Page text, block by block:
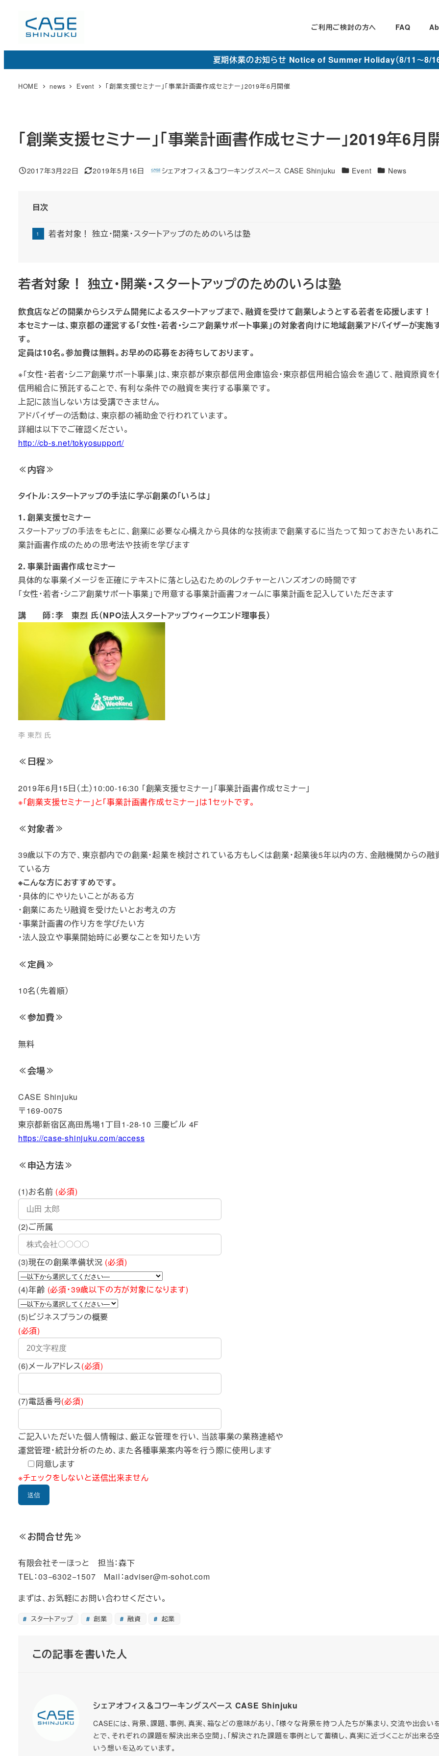
コ
ご利用ご検討の方へ FAQ
夏期休業のお知らせ Notice of Summer Holiday（8/11～8/
HOME news Event 「創業支援セミナー」「事業計画書作成セミナー」2019年6月開催
「創業支援セミナー」「事業計画書作成セミナー」2019年6月
投稿日
2017年3月22日
更
2019年5月16日
著
シェアオフィス＆コワーキングスペース CASE Shinjuku
カ Event カ News
目次
若者対象！ 独立・開業・スタートアップのためのいろは塾
若者対象！ 独立・開業・スタートアップのためのいろは塾
飲食店などの開業からシステム開発によるスタートアップまで、融資を受けて創業しようとする若者を応援します！
本セミナーは、東京都の運営する「女性・若者・シニア創業サポート事業」の対象者向けに地域創業アドバイザーが実施
す。
定員は10名。参加費は無料。お早めの応募をお待ちしております。
※「女性・若者・シニア創業サポート事業」は、東京都が東京都信用金庫協会・東京都信用組合協会を通じて、融資原資を
信用組合に預託することで、有利な条件での融資を実行する事業です。
上記に該当しない方は受講できません。
アドバイザーの活動は、東京都の補助金で行われています。
詳細は以下でご確認ください。
http://cb-s.net/tokyosupport/
≪内容≫
タイトル：スタートアップの手法に学ぶ創業の「いろは」
1．創業支援セミナー
スタートアップの手法をもとに、創業に必要な心構えから具体的な技術まで創業するに当たって知っておきたいあれ
業計画書作成のための思考法や技術を学びます
2．事業計画書作成セミナー
具体的な事業イメージを正確にテキストに落とし込むためのレクチャーとハンズオンの時間です
「女性・若者・シニア創業サポート事業」で用意する事業計画書フォームに事業計画を記入していただきます
講 師：李 東烈 氏（NPO法人スタートアップウィークエンド理事長）
李 東烈 氏
≪日程≫
2019年6月15日（土）10:00-16:30 「創業支援セミナー」「事業計画書作成セミナー」
※「創業支援セミナー」と「事業計画書作成セミナー」は１セットです。
≪対象者≫
39歳以下の方で、東京都内での創業・起業を検討されている方もしくは創業・起業後5年以内の方、金融機関からの融
ている方
※こんな方におすすめです。
・具体的にやりたいことがある方
・創業にあたり融資を受けたいとお考えの方
・事業計画書の作り方を学びたい方
・法人設立や事業開始時に必要なことを知りたい方
≪定員≫
10名（先着順）
≪参加費≫
無料
≪会場≫
CASE Shinjuku
〒169-0075
東京都新宿区高田馬場1丁目1-28-10 三慶ビル 4F
https://case-shinjuku.com/access
≪申込方法≫
(1)お名前 (必須)
(2)ご所属
(3)現在の創業準備状況 (必須)
(4)年齢 (必須・39歳以下の方が対象になります)
(5)ビジネスプランの概要
(必須)
(6)メールアドレス(必須)
(7)電話番号(必須)
ご記入いただいた個人情報は、厳正な管理を行い、当該事業の業務連絡や
運営管理・統計分析のため、また各種事業案内等を行う際に使用します
同意します
※チェックをしないと送信出来ません
≪お問合せ先≫
有限会社そーほっと 担当：森下
TEL：03−6302−1507 Mail：adviser@m-sohot.com
まずは、お気軽にお問い合わせください。
スタートアップ 創業 融資 起業
この記事を書いた人
シェアオフィス＆コワーキングスペース CASE Shinjuku
CASEには、背景、課題、事例、真実、箱などの意味があり、「様々な背景を持つ人たちが集まり、交流や出会い
とで、それぞれの課題を解決出来る空間」、「解決された課題を事例として蓄積し、真実に近づくことが出来る
いう想いを込めています。